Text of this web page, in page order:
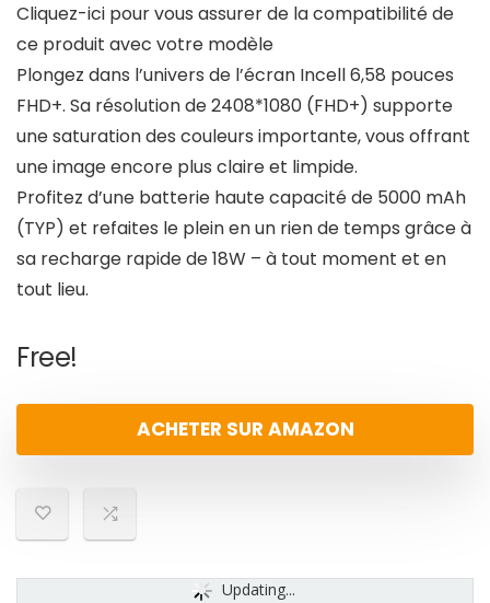
Cliquez-ici pour vous assurer de la compatibilité de
ce produit avec votre modèle
Plongez dans l’univers de l’écran Incell 6,58 pouces
FHD+. Sa résolution de 2408*1080 (FHD+) supporte
une saturation des couleurs importante, vous offrant
une image encore plus claire et limpide.
Profitez d’une batterie haute capacité de 5000 mAh
(TYP) et refaites le plein en un rien de temps grâce à
sa recharge rapide de 18W – à tout moment et en
tout lieu.
Free!
ACHETER SUR AMAZON
Updating...